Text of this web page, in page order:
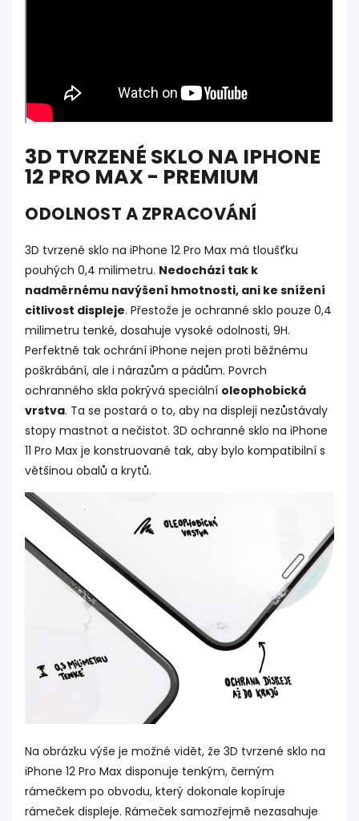
3D TVRZENÉ SKLO NA IPHONE
12 PRO MAX - PREMIUM
ODOLNOST A ZPRACOVÁNÍ
3D tvrzené sklo na iPhone 12 Pro Max má tloušťku
pouhých 0,4 milimetru. Nedochází tak k
nadměrnému navýšení hmotnosti, ani ke snížení
citlivost displeje. Přestože je ochranné sklo pouze 0,4
milimetru tenké, dosahuje vysoké odolnosti, 9H.
Perfektně tak ochrání iPhone nejen proti běžnému
poškrábání, ale i nárazům a pádům. Povrch
ochranného skla pokrývá speciální oleophobická
vrstva. Ta se postará o to, aby na displeji nezůstávaly
stopy mastnot a nečistot. 3D ochranné sklo na iPhone
11 Pro Max je konstruované tak, aby bylo kompatibilní s
většinou obalů a krytů.
Na obrázku výše je možné vidět, že 3D tvrzené sklo na
iPhone 12 Pro Max disponuje tenkým, černým
rámečkem po obvodu, který dokonale kopíruje
rámeček displeje. Rámeček samozřejmě nezasahuje